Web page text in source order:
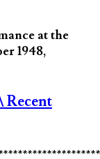
at the
1948,
Recent